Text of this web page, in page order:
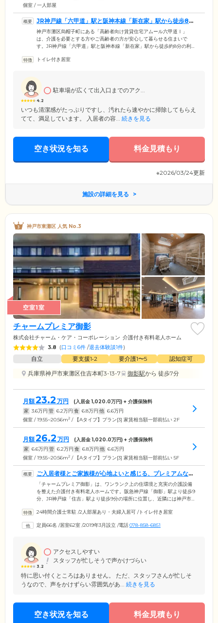
個室 / 一人部屋
JR神戸線「六甲道」駅と阪神本線「新在家」駅から徒歩8分
です
神戸市灘区烏帽子町にある「高齢者向け賃貸住宅アムール六甲道Ⅰ」
は、介護を必要とする方やご高齢者の方が安心して暮らせる住まいで
す。JR神戸線「六甲道」駅と阪神本線「新在家」駅から徒歩約8分の利便
面会など、ぜひお気軽にお越しください。鉄筋コンクリート造5階建ての
トイレ付き居室
4.2
駐車場が広くて出入口までのアク...
いつも清潔感がたっぷりですし、汚れたら速やかに掃除してもらえ
てて、満足しています。 入居者の容... 続きを見る
空き状況を知る 料金見積もり
※2026/03/24更新
施設の詳細を見る
神戸市東灘区 人気 No.3
空室1室
チャームプレミア御影
株式会社チャーム・ケア・コーポレーション 介護付き有料老人ホーム
3.8 (口コミ6件 /退去体験談1件)
自立 要支援1•2 要介護1〜5
認知症可
兵庫県神戸市東灘区住吉本町3-13-7
御影駅から 徒歩7分
月額23.2 万円 (入居金1,020.0万円) + 介護保険料
家 3.6万円 管 6.2万円 食 6.8万円 他 6.6万円
個室 / 19.55~20.56m2 / 【Aタイプ】プラン[3] 家賃相当額一部前払い 2F
月額26.2 万円 (入居金1,020.0万円) + 介護保険料
家 6.6万円 管 6.2万円 食 6.8万円 他 6.6万円
個室 / 19.55~20.56m2 / 【Aタイプ】プラン[3] 家賃相当額一部前払い 5F
ご入居者様とご家族様が心地よいと感じる、プレミアムな暮
らしを提案します
「チャームプレミア御影」は、ワンランク上の住環境と充実の介護設備
を整えた介護付き有料老人ホームです。阪急神戸線「御影」駅より徒歩9
分、JR神戸線「住吉」駅より徒歩9分の場所に位置し、近隣には神戸市東
入居対象は要支援から要介護の認定を受けた方。お部屋は個室と夫婦部
のスタッフを配置。ご入居者様お一人おひとりに合わせた、きめ細やか
24時間介護士常駐 /2人部屋あり・夫婦入居可 /トイレ付き居室
定員66名 /居室62室 /2019年3月設立 /電話078-858-6851
3.2
アクセスしやすい
スタッフが忙しそうで声かけづらい
特に思い付くところはありません。 ただ、スタッフさんが忙しそ
うなので、声をかけずらい雰囲気があ... 続きを見る
空き状況を知る 料金見積もり